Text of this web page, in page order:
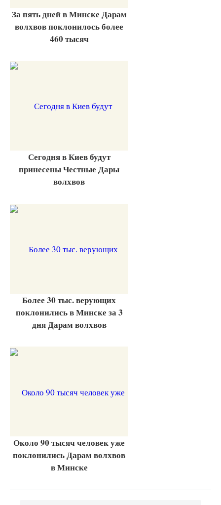
За пять дней в Минске Дарам
волхвов поклонилось более
460 тысяч
Сегодня в Киев будут
принесены Честные Дары
волхвов
Более 30 тыс. верующих
поклонились в Минске за 3
дня Дарам волхвов
Около 90 тысяч человек уже
поклонились Дарам волхвов
в Минске